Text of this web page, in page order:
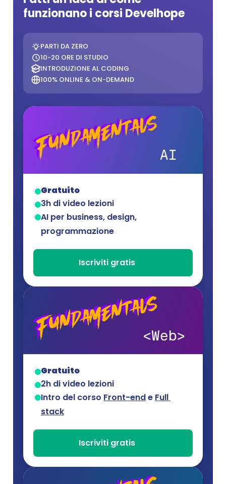
funzionano i corsi Develhope
PARTI DA ZERO
10-20 ORE DI STUDIO
INTRODUZIONE AL CODING
100% ONLINE & ON-DEMAND
Gratuito
3h di video lezioni
AI per business, design,
programmazione
Iscriviti gratis
Gratuito
2h di video lezioni
Intro del corso Front-end e Full
stack
Iscriviti gratis